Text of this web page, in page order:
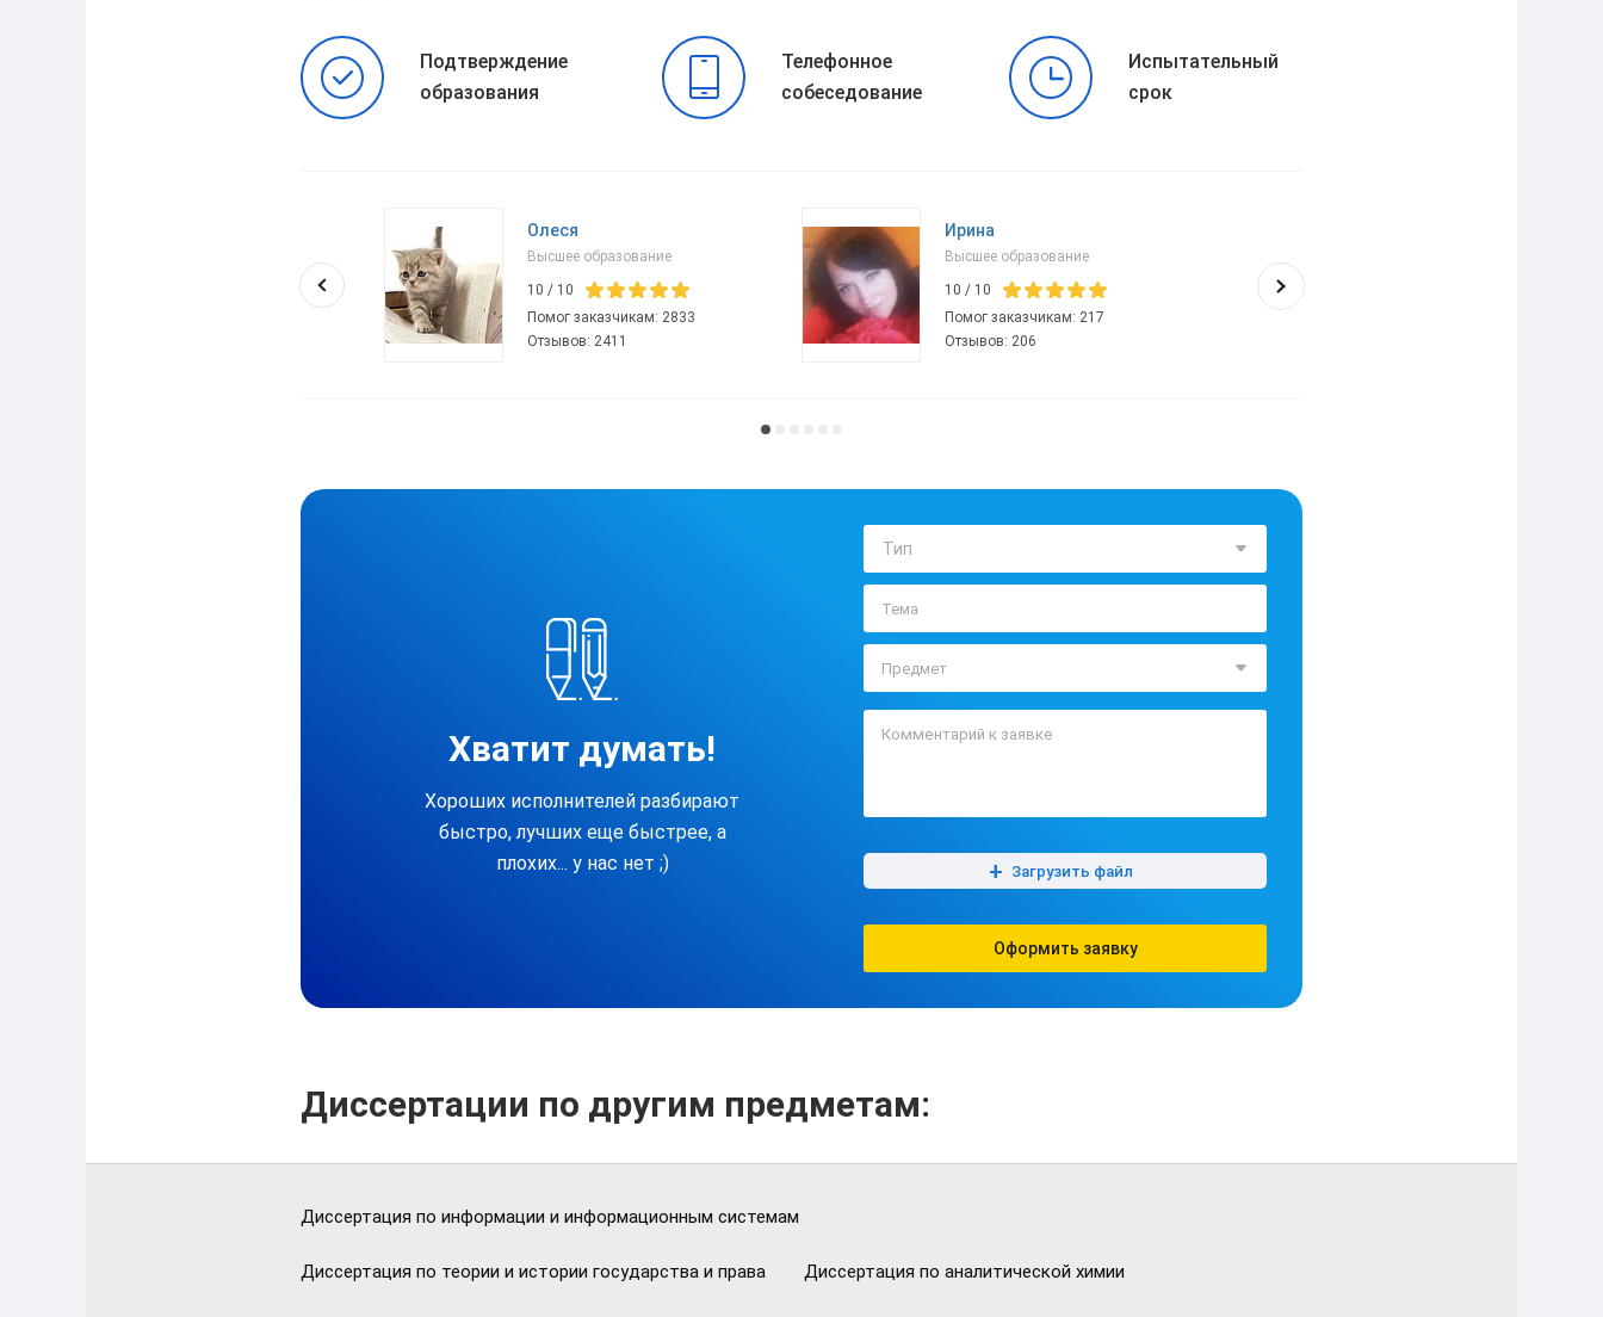
Подтверждение
образования
Телефонное
собеседование
Испытательный
срок
Олеся
Высшее образование
10 / 10
Помог заказчикам: 2833
Отзывов: 2411
Ирина
Высшее образование
10 / 10
Помог заказчикам: 217
Отзывов: 206
Хватит думать!
Хороших исполнителей разбирают
быстро, лучших еще быстрее, а
плохих... у нас нет ;)
Тип
+ Загрузить файл
Оформить заявку
Диссертации по другим предметам:
Диссертация по информации и информационным системам
Диссертация по теории и истории государства и права Диссертация по аналитической химии